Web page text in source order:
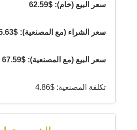
سعر البيع (خام): $62.59
سعر الشراء (مع المصنعية): $65.63
سعر البيع (مع المصنعية): $67.59
تكلفة المصنعية: $4.86